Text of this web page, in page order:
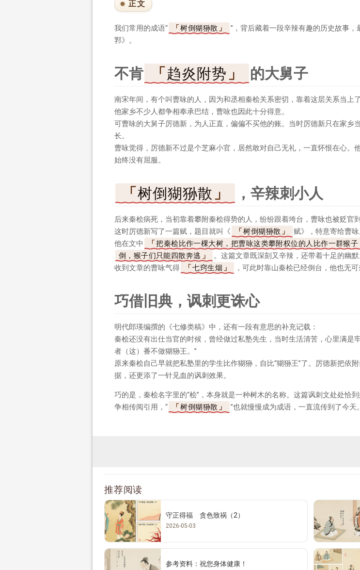
正文
我们常用的成语“ 树倒猢狲散
”，背后藏着一段辛辣有趣的历史故事
郛》。
不肯 趋炎附势 的大舅子
南宋年间，有个叫曹咏的人，因为和丞相秦桧关系密切，靠着这层关系当上了
他家乡不少人都争相奉承巴结，曹咏也因此十分得意。
可曹咏的大舅子厉德新，为人正直，偏偏不买他的账。当时厉德新只在家乡
长。
曹咏觉得，厉德新不过是个芝麻小官，居然敢对自己无礼，一直怀恨在心。
始终没有屈服。
树倒猢狲散 ，辛辣刺小人
后来秦桧病死，当初靠着攀附秦桧得势的人，纷纷跟着垮台，曹咏也被贬官
这时厉德新写了一篇赋，题目就叫《
树倒猢狲散
赋》，特意寄给曹咏
他在文中
把秦桧比作一棵大树，把曹咏这类攀附权位的人比作一群猴
倒，猴子们只能四散奔逃
。这篇文章既深刻又辛辣，还带着十足的幽默
收到文章的曹咏气得
七窍生烟 ，可此时靠山秦桧已经倒台，他也无可
巧借旧典，讽刺更诛心
明代郎瑛编撰的《七修类稿》中，还有一段有意思的补充记载：
秦桧还没有出仕当官的时候，曾经做过私塾先生，当时生活清苦，心里满是
者（这）番不做猢狲王。”
原来秦桧自己早就把私塾里的学生比作猢狲，自比“猢狲王”了。厉德新把依
据，还更添了一针见血的讽刺效果。
巧的是，秦桧名字里的“桧”，本身就是一种树木的名称。这篇讽刺文处处恰
争相传阅引用，“
树倒猢狲散 ”也就慢慢成为成语，一直流传到了今天。
推荐阅读
守正得福 贪色致祸（2）
2026-05-03
参考资料：祝您身体健康！